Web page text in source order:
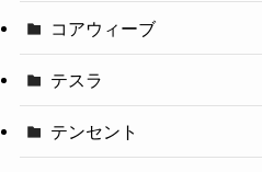
コアウィーブ
テスラ
テンセント